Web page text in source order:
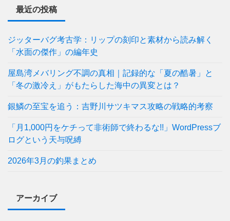
最近の投稿
ジッターバグ考古学：リップの刻印と素材から読み解く
「水面の傑作」の編年史
屋島湾メバリング不調の真相｜記録的な「夏の酷暑」と
「冬の激冷え」がもたらした海中の異変とは？
銀鱗の至宝を追う：吉野川サツキマス攻略の戦略的考察
「月1,000円をケチって非術師で終わるな!!」WordPressブ
ログという天与呪縛
2026年3月の釣果まとめ
アーカイブ